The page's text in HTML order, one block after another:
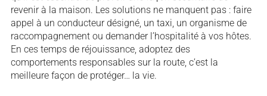
revenir à la maison. Les solutions ne manquent pas : faire
appel à un conducteur désigné, un taxi, un organisme de
raccompagnement ou demander l’hospitalité à vos hôtes.
En ces temps de réjouissance, adoptez des
comportements responsables sur la route, c’est la
meilleure façon de protéger… la vie.